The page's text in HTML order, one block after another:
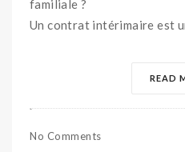
familiale ?
Un contrat intérimaire est
READ
No Comments